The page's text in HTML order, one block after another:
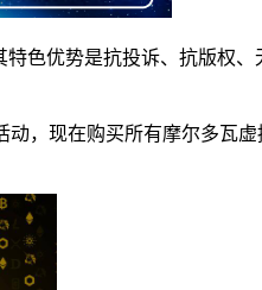
色优势是抗投诉、抗版
，现在购买所有摩尔多瓦